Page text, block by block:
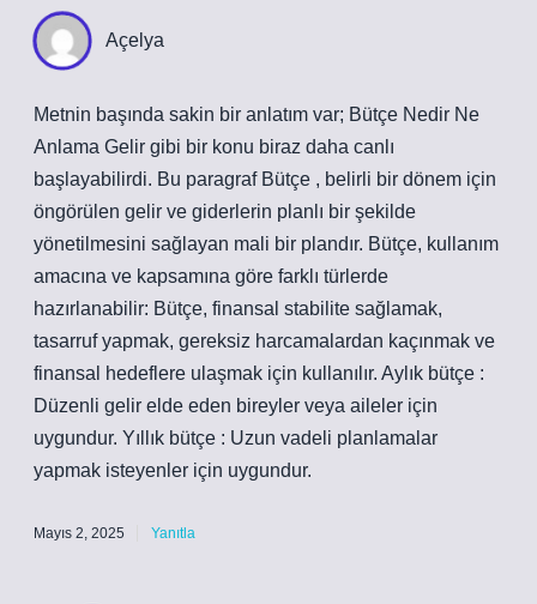
Açelya
Metnin başında sakin bir anlatım var; Bütçe Nedir Ne
Anlama Gelir gibi bir konu biraz daha canlı
başlayabilirdi. Bu paragraf Bütçe , belirli bir dönem için
öngörülen gelir ve giderlerin planlı bir şekilde
yönetilmesini sağlayan mali bir plandır. Bütçe, kullanım
amacına ve kapsamına göre farklı türlerde
hazırlanabilir: Bütçe, finansal stabilite sağlamak,
tasarruf yapmak, gereksiz harcamalardan kaçınmak ve
finansal hedeflere ulaşmak için kullanılır. Aylık bütçe :
Düzenli gelir elde eden bireyler veya aileler için
uygundur. Yıllık bütçe : Uzun vadeli planlamalar
yapmak isteyenler için uygundur.
Mayıs 2, 2025 Yanıtla